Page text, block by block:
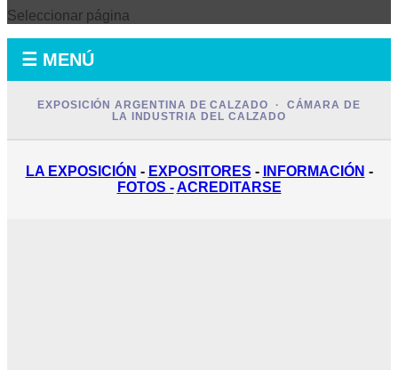
Seleccionar página
☰ MENÚ
EXPOSICIÓN ARGENTINA DE CALZADO · CÁMARA DE
LA INDUSTRIA DEL CALZADO
LA EXPOSICIÓN - EXPOSITORES - INFORMACIÓN -
FOTOS - ACREDITARSE